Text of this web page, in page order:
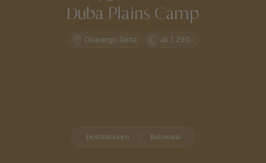
Duba Plains Camp
Okavango-Delta ab 1.290,-
Destinationen Botswana